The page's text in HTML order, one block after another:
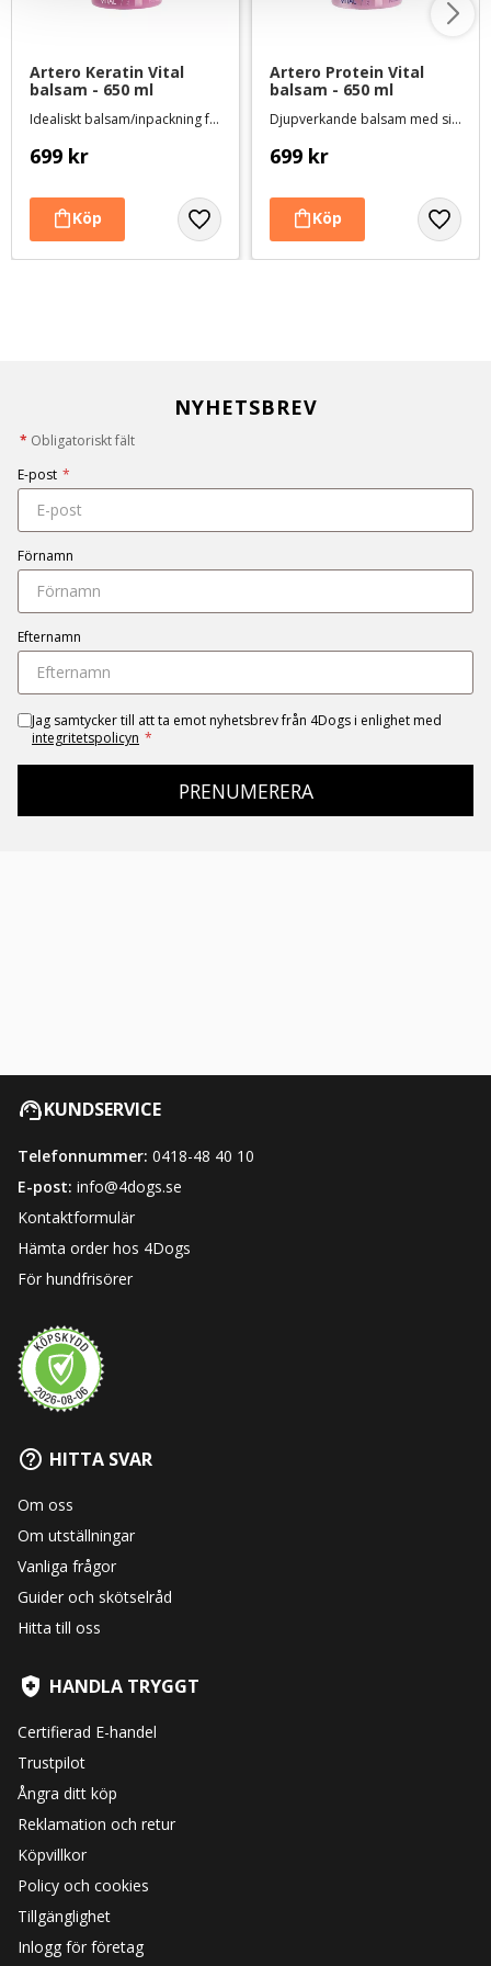
Artero Keratin Vital
balsam - 650 ml
Idealiskt balsam/inpackning för långa pälsar - ger tyngd
699 kr
Artero Protein Vital
balsam - 650 ml
Djupverkande balsam med silkesprotein och havreextrakt
699 kr
NYHETSBREV
* Obligatoriskt fält
E-post *
Förnamn
Efternamn
Jag samtycker till att ta emot nyhetsbrev från 4Dogs i enlighet med
integritetspolicyn *
PRENUMERERA
KUNDSERVICE
Telefonnummer: 0418-48 40 10
E-post: info@4dogs.se
Kontaktformulär
Hämta order hos 4Dogs
För hundfrisörer
HITTA SVAR
Om oss
Om utställningar
Vanliga frågor
Guider och skötselråd
Hitta till oss
HANDLA TRYGGT
Certifierad E-handel
Trustpilot
Ångra ditt köp
Reklamation och retur
Köpvillkor
Policy och cookies
Tillgänglighet
Inlogg för företag